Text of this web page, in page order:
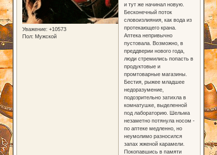
Уважение: +10573
Пол: Мужской
и тут же начинал новую.
Бесконечный поток
словоизлияния, как вода из
протекающего крана.
Аптека непривычно
пустовала. Возможно, в
преддверии нового года,
люди стремились попасть в
продуктовые и
промтоварные магазины.
Бестия, рыжее младшее
недоразумение,
подозрительно затихла в
комнатушке, выделенной
под лабораторию. Шельма
незаметно потянула носом -
по аптеке медленно, но
неумолимо разносился
запах жженой карамели.
Покопавшись в памяти